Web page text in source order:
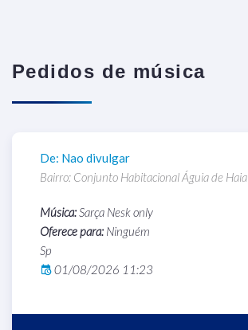
Pedidos de música
De: Nao divulgar
Bairro: Conjunto Habitacional Águia de Haia
Música:Sarça Nesk only
Oferece para:Ninguém
Sp
01/08/2026 11:23